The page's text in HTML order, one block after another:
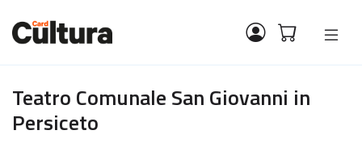
Teatro Comunale San Giovanni in
Persiceto